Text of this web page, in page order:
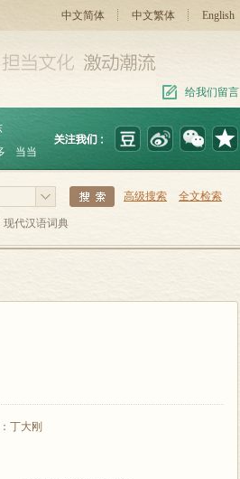
中文简体 中文繁体 English
给我们留言
当当
高级搜索 全文检索
现代汉语词典
丁大刚